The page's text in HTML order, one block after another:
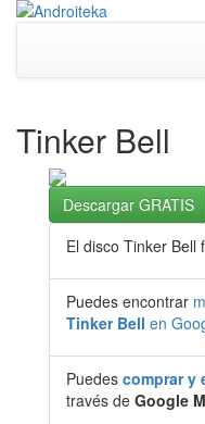
Tinker Bell
Descargar GRATIS
El disco Tinker Bell
Puedes encontrar
Tinker Bell en
Puedes comprar y
través de Google